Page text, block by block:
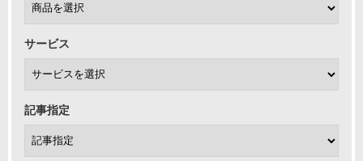
サービス
記事指定